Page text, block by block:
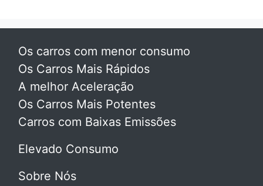
Os carros com menor consumo
Os Carros Mais Rápidos
A melhor Aceleração
Os Carros Mais Potentes
Carros com Baixas Emissões
Elevado Consumo
Sobre Nós